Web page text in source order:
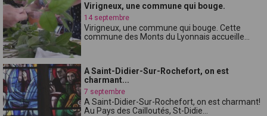
Virigneux, une commune qui bouge.
14 septembre
Virigneux, une commune qui bouge. Cette
commune des Monts du Lyonnais accueille...
A Saint-Didier-Sur-Rochefort, on est
charmant...
7 septembre
A Saint-Didier-Sur-Rochefort, on est charmant!
Au Pays des Cailloutés, St-Didie...